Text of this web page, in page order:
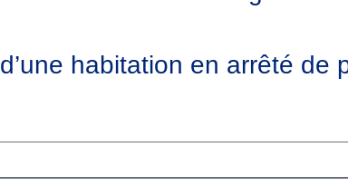
habitation en arrêté de